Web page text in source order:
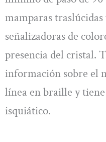
mamparas
señalizadoras de
presencia del cristal.
información sobre el
línea en braille y
isquiático.